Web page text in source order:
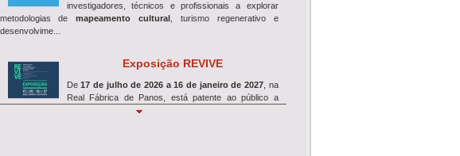
investigadores, técnicos e profissionais a explorar
metodologias demapeamento cultural , turismo regenerativo e
desenvolvime...
Exposição REVIVE
De17 de julho de 2026 a 16 de janeiro de 2027, na
Real Fábrica de Panos, está patente ao público a